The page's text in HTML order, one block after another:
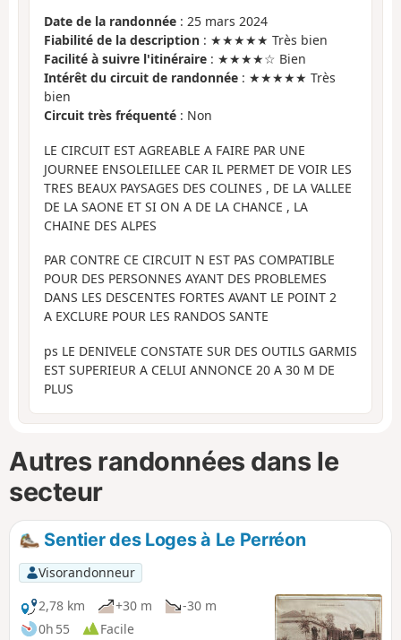
Date de la randonnée : 25 mars 2024
Fiabilité de la description : ★★★★★ Très bien
Facilité à suivre l'itinéraire : ★★★★☆ Bien
Intérêt du circuit de randonnée : ★★★★★ Très
bien
Circuit très fréquenté : Non
LE CIRCUIT EST AGREABLE A FAIRE PAR UNE
JOURNEE ENSOLEILLEE CAR IL PERMET DE VOIR LES
TRES BEAUX PAYSAGES DES COLINES , DE LA VALLEE
DE LA SAONE ET SI ON A DE LA CHANCE , LA
CHAINE DES ALPES
PAR CONTRE CE CIRCUIT N EST PAS COMPATIBLE
POUR DES PERSONNES AYANT DES PROBLEMES
DANS LES DESCENTES FORTES AVANT LE POINT 2
A EXCLURE POUR LES RANDOS SANTE
ps LE DENIVELE CONSTATE SUR DES OUTILS GARMIS
EST SUPERIEUR A CELUI ANNONCE 20 A 30 M DE
PLUS
Autres randonnées dans le
secteur
Sentier des Loges à Le Perréon
Visorandonneur
2,78 km
+30 m
-30 m
0h 55
Facile